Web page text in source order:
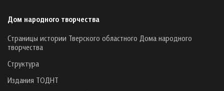
Дом народного творчества
Страницы истории Тверского областного Дома народного
творчества
Структура
Издания ТОДНТ